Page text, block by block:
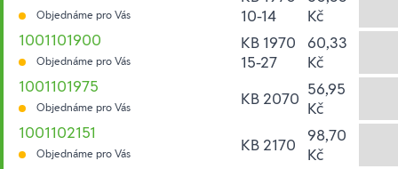
Objednáme pro Vás
10-14
Kč
1001101900
Objednáme pro Vás
KB 1970
15-27
60,33
Kč
1001101975
Objednáme pro Vás KB 2070 56,95
Kč
1001102151
Objednáme pro Vás KB 2170
98,70
Kč